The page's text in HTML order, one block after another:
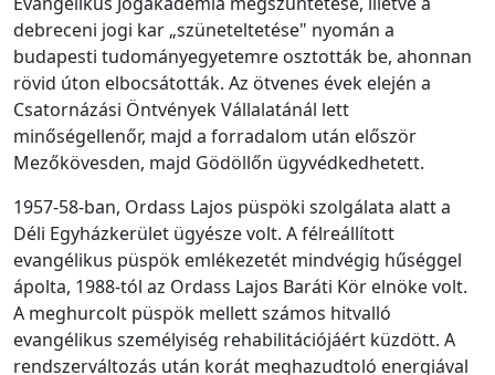
debreceni jogi kar „szüneteltetése" nyomán a
budapesti tudományegyetemre osztották be, ahonnan
rövid úton elbocsátották. Az ötvenes évek elején a
Csatornázási Öntvények Vállalatánál lett
minőségellenőr, majd a forradalom után először
Mezőkövesden, majd Gödöllőn ügyvédkedhetett.
1957-58-ban, Ordass Lajos püspöki szolgálata alatt a
Déli Egyházkerület ügyésze volt. A félreállított
evangélikus püspök emlékezetét mindvégig hűséggel
ápolta, 1988-tól az Ordass Lajos Baráti Kör elnöke volt.
A meghurcolt püspök mellett számos hitvalló
evangélikus személyiség rehabilitációjáért küzdött. A
rendszerváltozás után korát meghazudtoló energiával